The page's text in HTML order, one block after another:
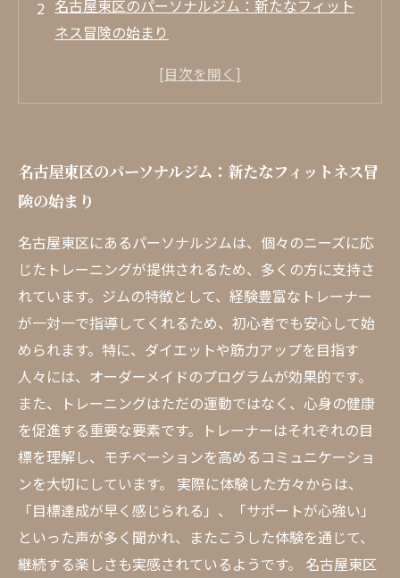
名古屋東区のパーソナルジム：新たなフィット
ネス冒険の始まり
忙しい日常からの逃避：個別指導のトレーニン
オーダーメイドのトレーニング：成果を実感す
る喜び
トレーナーとの密なコミュニケーションがもた
らす変化
名古屋東区のパーソナルジム体験者の生の声
理想の自分へ：名古屋東区でのフィットネスの
旅を振り返る
名古屋東区のパーソナルジム：新たなフィットネス冒
険の始まり
名古屋東区にあるパーソナルジムは、個々のニーズに応
じたトレーニングが提供されるため、多くの方に支持さ
れています。ジムの特徴として、経験豊富なトレーナー
が一対一で指導してくれるため、初心者でも安心して始
められます。特に、ダイエットや筋力アップを目指す
人々には、オーダーメイドのプログラムが効果的です。
また、トレーニングはただの運動ではなく、心身の健康
を促進する重要な要素です。トレーナーはそれぞれの目
標を理解し、モチベーションを高めるコミュニケーショ
ンを大切にしています。 実際に体験した方々からは、
「目標達成が早く感じられる」、「サポートが心強い」
といった声が多く聞かれ、またこうした体験を通じて、
継続する楽しさも実感されているようです。 名古屋東区